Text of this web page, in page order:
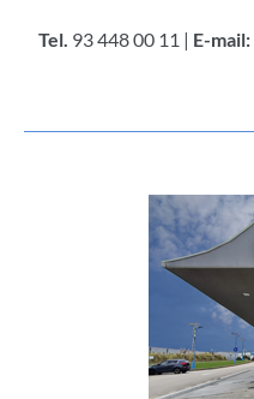
Tel. 93 448 00 11 | E-mail: